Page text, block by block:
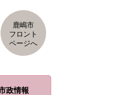
鹿嶋市
フロント
ページへ
政情報